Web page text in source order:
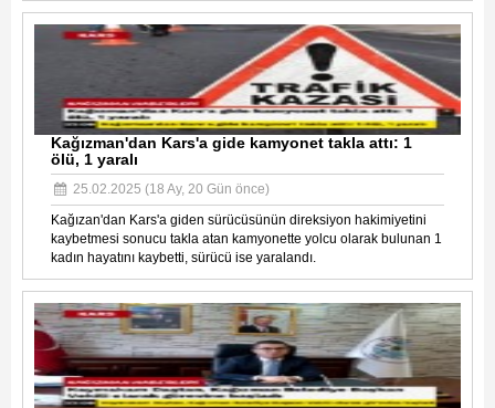
Kağızman'dan Kars'a gide kamyonet takla attı: 1
ölü, 1 yaralı
25.02.2025 (18 Ay, 20 Gün önce)
Kağızan'dan Kars'a giden sürücüsünün direksiyon hakimiyetini
kaybetmesi sonucu takla atan kamyonette yolcu olarak bulunan 1
kadın hayatını kaybetti, sürücü ise yaralandı.